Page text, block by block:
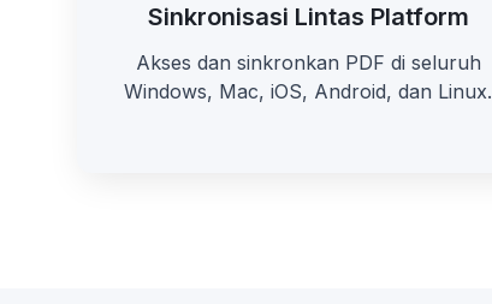
Sinkronisasi Lintas Platform
Akses dan sinkronkan PDF di seluruh
Windows, Mac, iOS, Android, dan Linux.